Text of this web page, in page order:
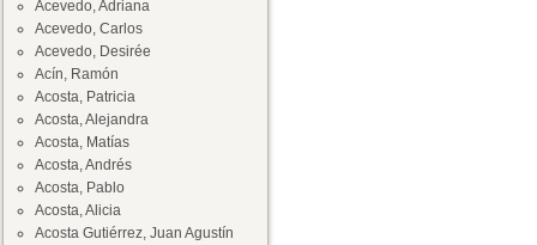
Acevedo, Adriana
Acevedo, Carlos
Acevedo, Desirée
Acín, Ramón
Acosta, Patricia
Acosta, Alejandra
Acosta, Matías
Acosta, Andrés
Acosta, Pablo
Acosta, Alicia
Acosta Gutiérrez, Juan Agustín